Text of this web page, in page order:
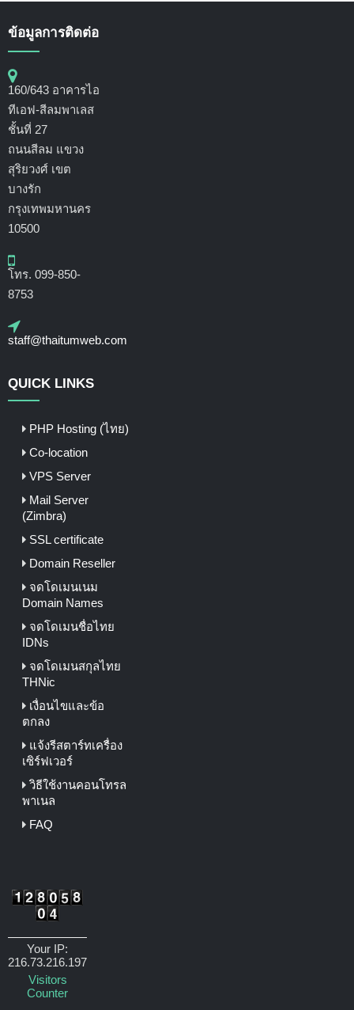
ข้อมูลการติดต่อ
160/643 อาคารไอ
ทีเอฟ-สีลมพาเลส
ชั้นที่ 27
ถนนสีลม แขวง
สุริยวงศ์ เขต
บางรัก
กรุงเทพมหานคร
10500
โทร. 099-850-
8753
staff@thaitumweb.com
QUICK LINKS
PHP Hosting (ไทย)
Co-location
VPS Server
Mail Server
(Zimbra)
SSL certificate
Domain Reseller
จดโดเมนเนม
Domain Names
จดโดเมนชื่อไทย
IDNs
จดโดเมนสกุลไทย
THNic
เงื่อนไขและข้อ
ตกลง
แจ้งรีสตาร์ทเครื่อง
เซิร์ฟเวอร์
วิธีใช้งานคอนโทรล
พาเนล
FAQ
Your IP:
216.73.216.197
Visitors
Counter